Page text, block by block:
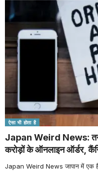
ऐसा भी होता है
Japan Weird News:
करोड़ों के ऑनलाइन ऑर्डर,
Japan Weird News जापान में एक